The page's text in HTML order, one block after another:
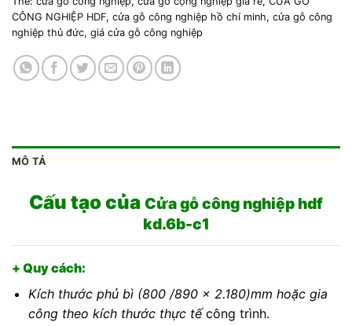
CÔNG NGHIỆP HDF, cửa gỗ công nghiệp hồ chí minh, cửa gỗ công
nghiệp thủ đức, giá cửa gỗ công nghiệp
MÔ TẢ
Cấu tạo của Cửa gỗ công nghiệp hdf
kd.6b-c1
+ Quy cách:
Kích thước phủ bì (800 /890 x 2.180)mm hoặc gia
công theo kích thước thực tếcông trình.